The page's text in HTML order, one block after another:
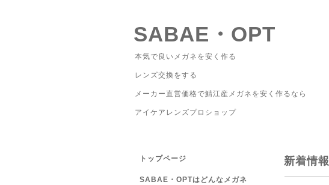
SABAE・OPT
本気で良いメガネを安く作る
レンズ交換をする
メーカー直営価格で鯖江産メガネを安く作るなら
アイケアレンズプロショップ
新着情報
トップページ
SABAE・OPTはどんなメガネ